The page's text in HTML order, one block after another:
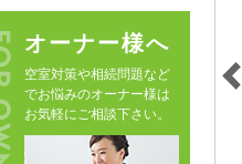
オーナー様へ
空室対策や相続問題など
でお悩みのオーナー様は
お気軽にご相談下さい。